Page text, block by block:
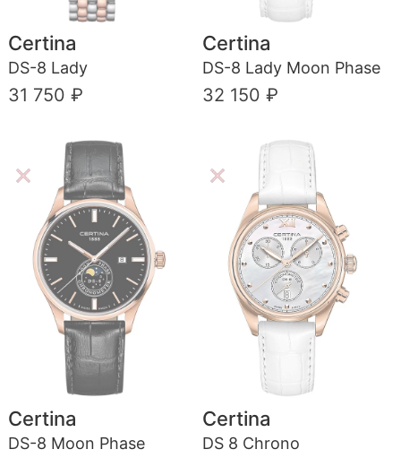
Certina
DS-8 Lady
31 750 ₽
Certina
DS-8 Lady Moon Phase
32 150 ₽
Certina
DS-8 Moon Phase
Certina
DS 8 Chrono